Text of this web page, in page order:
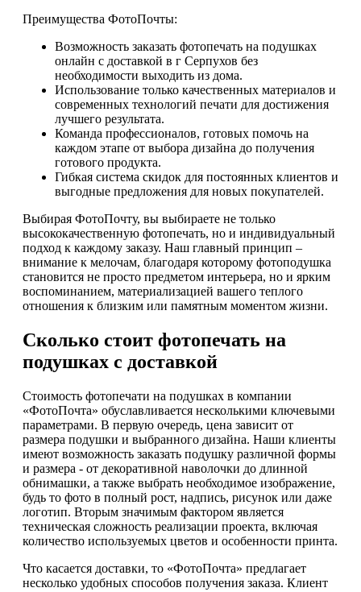
Преимущества ФотоПочты:
Возможность заказать фотопечать на подушках
онлайн с доставкой в г Серпухов без
необходимости выходить из дома.
Использование только качественных материалов и
современных технологий печати для достижения
лучшего результата.
Команда профессионалов, готовых помочь на
каждом этапе от выбора дизайна до получения
готового продукта.
Гибкая система скидок для постоянных клиентов и
выгодные предложения для новых покупателей.
Выбирая ФотоПочту, вы выбираете не только
высококачественную фотопечать, но и индивидуальный
подход к каждому заказу. Наш главный принцип –
внимание к мелочам, благодаря которому фотоподушка
становится не просто предметом интерьера, но и ярким
воспоминанием, материализацией вашего теплого
отношения к близким или памятным моментом жизни.
Сколько стоит фотопечать на
подушках с доставкой
Стоимость фотопечати на подушках в компании
«ФотоПочта» обуславливается несколькими ключевыми
параметрами. В первую очередь, цена зависит от
размера подушки и выбранного дизайна. Наши клиенты
имеют возможность заказать подушку различной формы
и размера - от декоративной наволочки до длинной
обнимашки, а также выбрать необходимое изображение,
будь то фото в полный рост, надпись, рисунок или даже
логотип. Вторым значимым фактором является
техническая сложность реализации проекта, включая
количество используемых цветов и особенности принта.
Что касается доставки, то «ФотоПочта» предлагает
несколько удобных способов получения заказа. Клиент